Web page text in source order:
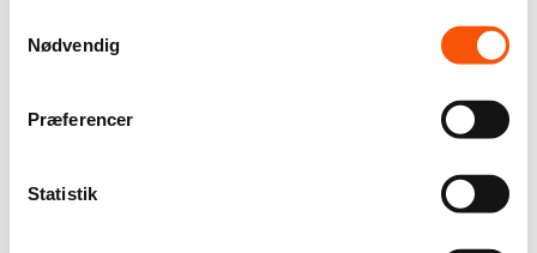
Nødvendig
Præferencer
Statistik